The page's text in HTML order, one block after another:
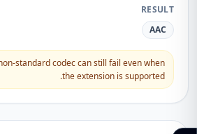
RESULT
AAC
standard codec can still fail even when
the extension is supported.